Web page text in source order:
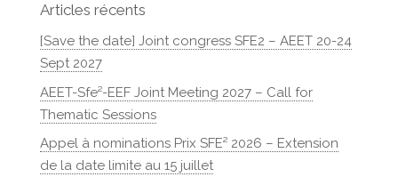
Articles récents
[Save the date] Joint congress SFE2 – AEET 20-24
Sept 2027
AEET-Sfe²-EEF Joint Meeting 2027 – Call for
Thematic Sessions
Appel à nominations Prix SFE² 2026 – Extension
de la date limite au 15 juillet